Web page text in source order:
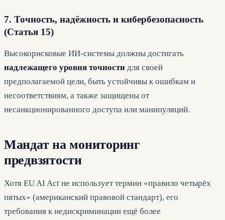
7. Точность, надёжность и кибербезопасность
(Статья 15)
Высокорисковые ИИ-системы должны достигать
надлежащего уровня точности для своей
предполагаемой цели, быть устойчивы к ошибкам и
несоответствиям, а также защищены от
несанкционированного доступа или манипуляций.
Мандат на мониторинг
предвзятости
Хотя EU AI Act не использует термин «правило четырёх
пятых» (американский правовой стандарт), его
требования к недискриминации ещё более